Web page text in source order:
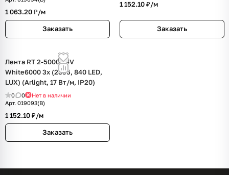
1 063.20 ₽/м
Заказать
1 152.10 ₽/м
Заказать
Лента RT 2-5000 24V
White6000 3x (2835, 840 LED,
LUX) (Arlight, 17 Вт/м, IP20)
0 0
Нет в наличии
Арт. 019093(B)
1 152.10 ₽/м
Заказать